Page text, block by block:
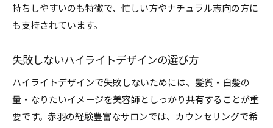
持ちしやすいのも特徴で、忙しい方やナチュラル志向の方に
も支持されています。
失敗しないハイライトデザインの選び方
ハイライトデザインで失敗しないためには、髪質・白髪の
量・なりたいイメージを美容師としっかり共有することが重
要です。赤羽の経験豊富なサロンでは、カウンセリングで希